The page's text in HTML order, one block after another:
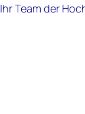
Ihr Team der